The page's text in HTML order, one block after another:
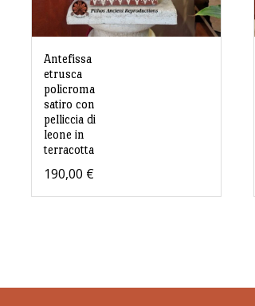
Antefissa
etrusca
policroma
satiro con
pelliccia di
leone in
terracotta
190,00 €